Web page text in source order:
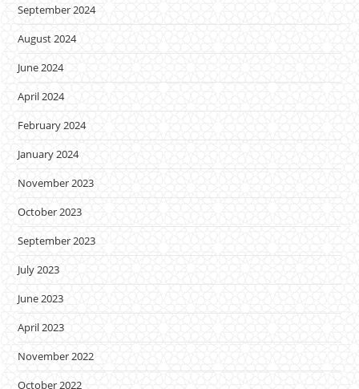
September 2024
August 2024
June 2024
April 2024
February 2024
January 2024
November 2023
October 2023
September 2023
July 2023
June 2023
April 2023
November 2022
October 2022